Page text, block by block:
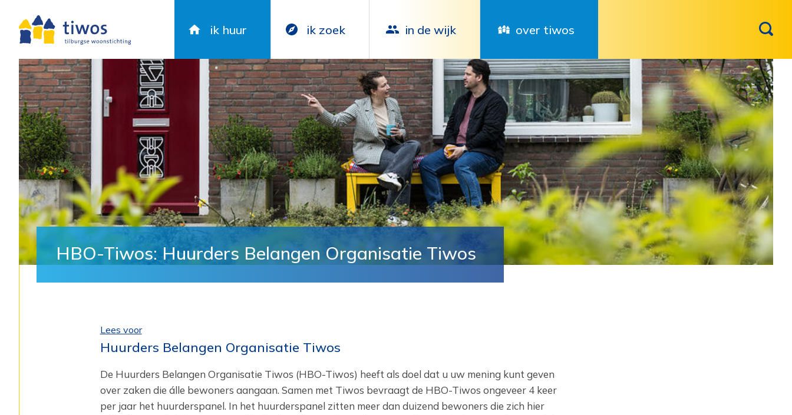
ik huur ik zoek in de wijk over tiwos
HBO-Tiwos: Huurders Belangen Organisatie Tiwos
Lees voor
Huurders Belangen Organisatie Tiwos
De Huurders Belangen Organisatie Tiwos (HBO-Tiwos) heeft als doel dat u uw mening kunt geven
over ‎zaken die álle bewoners aangaan. Samen met Tiwos bevraagt de HBO-Tiwos ongeveer 4 keer
per jaar het huurderspanel. In het huurderspanel zitten meer dan duizend bewoners die zich hier